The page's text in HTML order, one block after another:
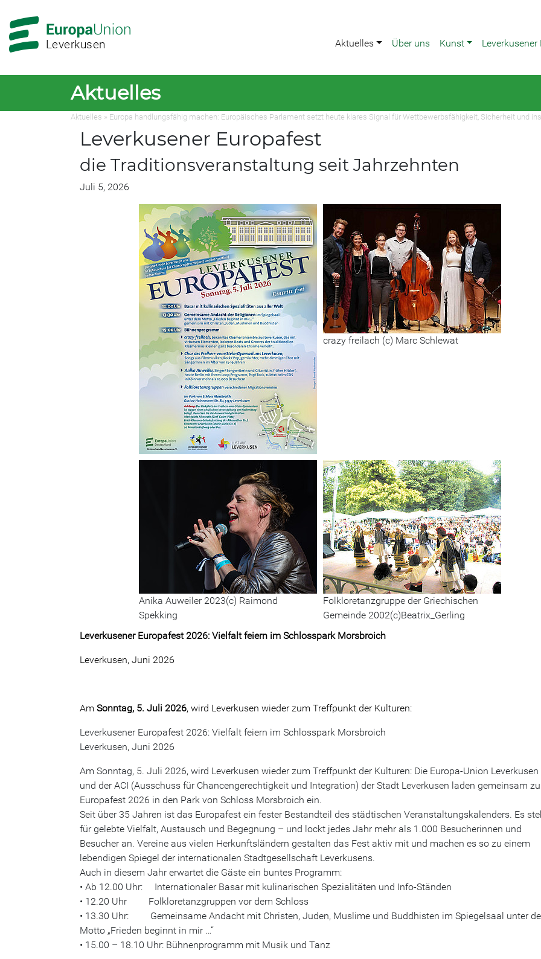
Hauptnavigation
Hauptbereich
Leverkusen Aktuelles Über uns Kunst
Aktuelles
Aktuelles » Europa handlungsfähig machen: Europäisches Parlament setzt heute klares Signal für Wettbewerbsfähigkeit, Sicherheit und
Leverkusener Europafest
die Traditionsveranstaltung seit Jahrzehnten
Juli 5, 2026
crazy freilach (c) Marc Schlewat
Anika Auweiler 2023(c) Raimond
Spekking
Folkloretanzgruppe der Griechischen
Gemeinde 2002(c)Beatrix_Gerling
Leverkusener Europafest 2026: Vielfalt feiern im Schlosspark Morsbroich
Leverkusen, Juni 2026
Am Sonntag, 5. Juli 2026, wird Leverkusen wieder zum Treffpunkt der Kulturen:
Leverkusener Europafest 2026: Vielfalt feiern im Schlosspark Morsbroich
Leverkusen, Juni 2026
Am Sonntag, 5. Juli 2026, wird Leverkusen wieder zum Treffpunkt der Kulturen: Die Europa-Union Leverkusen
und der ACI (Ausschuss für Chancengerechtigkeit und Integration) der Stadt Leverkusen laden gemeinsam
Europafest 2026 in den Park von Schloss Morsbroich ein.
Seit über 35 Jahren ist das Europafest ein fester Bestandteil des städtischen Veranstaltungskalenders. Es
für gelebte Vielfalt, Austausch und Begegnung – und lockt jedes Jahr mehr als 1.000 Besucherinnen und
Besucher an. Vereine aus vielen Herkunftsländern gestalten das Fest aktiv mit und machen es so zu einem
lebendigen Spiegel der internationalen Stadtgesellschaft Leverkusens.
Auch in diesem Jahr erwartet die Gäste ein buntes Programm:
• Ab 12.00 Uhr: Internationaler Basar mit kulinarischen Spezialitäten und Info-Ständen
• 12.20 Uhr Folkloretanzgruppen vor dem Schloss
• 13.30 Uhr: Gemeinsame Andacht mit Christen, Juden, Muslime und Buddhisten im Spiegelsaal unter
Motto „Frieden beginnt in mir …“
• 15.00 – 18.10 Uhr: Bühnenprogramm mit Musik und Tanz